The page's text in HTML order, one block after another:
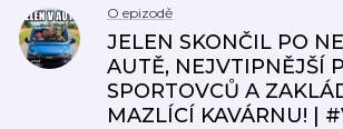
O epizodě
JELEN SKONČIL PO
AUTĚ, NEJVTIPNĚJŠÍ
SPORTOVCŮ A
MAZLÍCÍ KAVÁRNU! |